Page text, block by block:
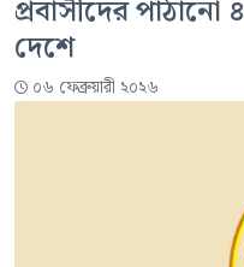
প্রবাসীদের
দেশে
০৬ ফেব্রুয়ারী ২০২৬